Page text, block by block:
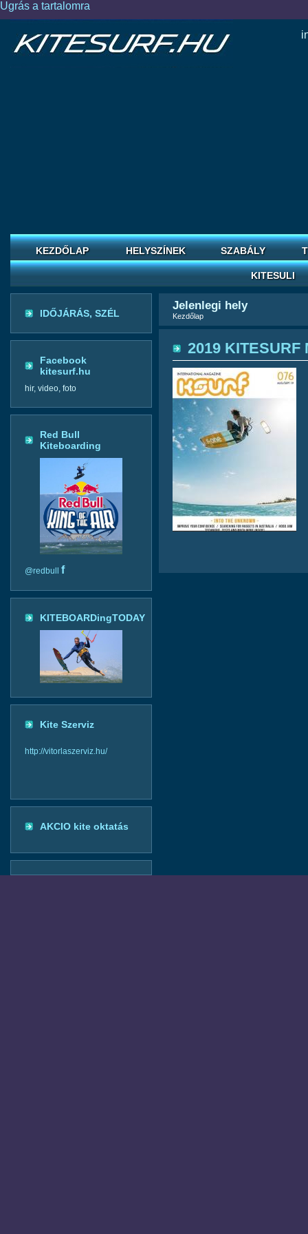
Ugrás a tartalomra
KEZDŐLAP HELYSZÍNEK SZABÁLY
KITESULI
IDŐJÁRÁS, SZÉL
Facebook
kitesurf.hu
hir, video, foto
Red Bull
Kiteboarding
@redbull f
KITEBOARDingTODAY
Kite Szerviz
http://vitorlaszerviz.hu/
AKCIO kite oktatás
Jelenlegi hely
Kezdőlap
2019